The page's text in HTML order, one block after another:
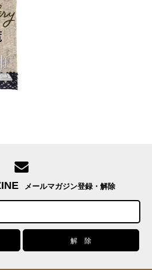
メールマガジン登録・解除